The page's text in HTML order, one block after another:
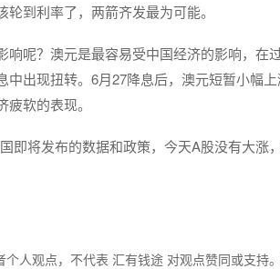
到利率了，两箭齐发最为可能。
呢？澳元是最容易受中国经济的影响，在
出现扭转。6月27降息后，澳元短暂小幅上
软的表现。
即将发布的数据和政策，今天A股没有大涨
人观点，不代表 汇有钱途 对观点赞同或支持